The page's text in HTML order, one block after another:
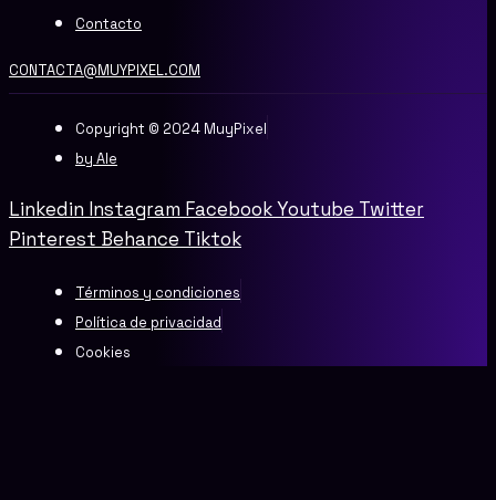
Contacto
CONTACTA@MUYPIXEL.COM
Copyright © 2024 MuyPixel
by Ale
Linkedin Instagram FacebookYoutube Twitter
Pinterest Behance Tiktok
Términos y condiciones
Política de privacidad
Cookies